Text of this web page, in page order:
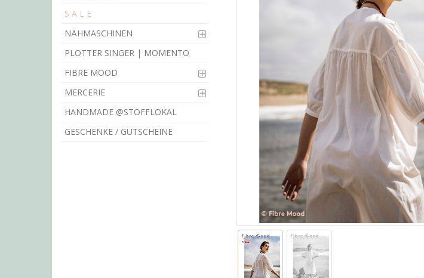
S A L E
NÄHMASCHINEN
PLOTTER SINGER | MOMENTO
FIBRE MOOD
MERCERIE
HANDMADE @STOFFLOKAL
GESCHENKE / GUTSCHEINE